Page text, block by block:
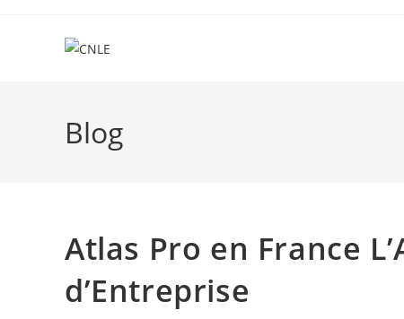
Blog
Atlas Pro en France
d’Entreprise